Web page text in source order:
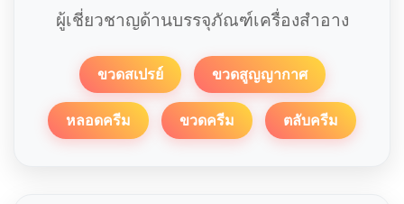
ผู้เชี่ยวชาญด้านบรรจุภัณฑ์เครื่องสำอาง
ขวดสเปรย์ ขวดสูญญากาศ
หลอดครีม ขวดครีม ตลับครีม